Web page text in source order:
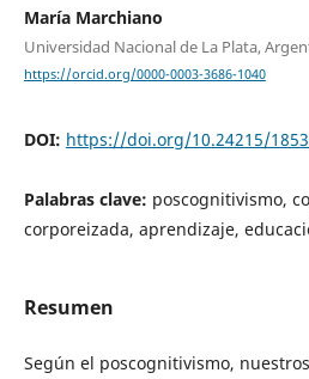
María Marchiano
Universidad Nacional de La Plata,
https://orcid.org/0000-0003-3686-1040
DOI: https://doi.org/10.24215/
Palabras clave: poscognitivismo,
corporeizada, aprendizaje,
Resumen
Según el poscognitivismo,